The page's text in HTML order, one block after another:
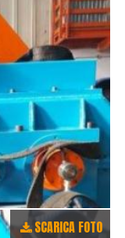
SCARICA FOTO